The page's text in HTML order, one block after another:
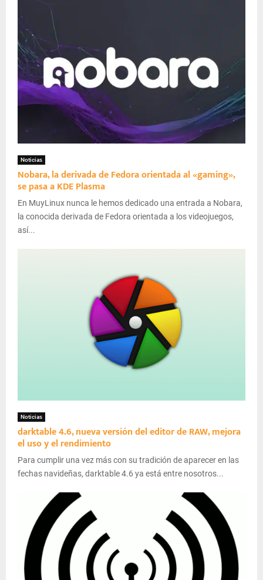
Noticias
Nobara, la derivada de Fedora orientada al «gaming»,
se pasa a KDE Plasma
En MuyLinux nunca le hemos dedicado una entrada a Nobara,
la conocida derivada de Fedora orientada a los videojuegos,
así...
Noticias
darktable 4.6, nueva versión del editor de RAW, mejora
el uso y el rendimiento
Para cumplir una vez más con su tradición de aparecer en las
fechas navideñas, darktable 4.6 ya está entre nosotros...